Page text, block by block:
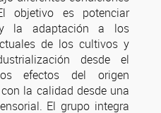
objetivo es potenciar
la adaptación a los
de los cultivos y
desde el
efectos del origen
la calidad desde una
El grupo integra